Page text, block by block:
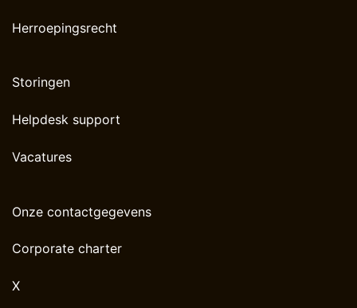
Herroepingsrecht
Storingen
Helpdesk support
Vacatures
Onze contactgegevens
Corporate charter
X